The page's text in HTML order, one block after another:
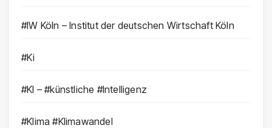
#IW Köln – Institut der deutschen Wirtschaft Köln
#Ki
#KI – #künstliche #Intelligenz
#Klima #Klimawandel